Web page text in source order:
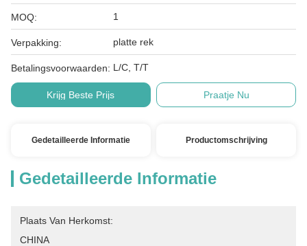
MOQ: 1
Verpakking: platte rek
Betalingsvoorwaarden: L/C, T/T
Krijg Beste Prijs Praatje Nu
Gedetailleerde Informatie Productomschrijving
Gedetailleerde Informatie
Plaats Van Herkomst:
CHINA